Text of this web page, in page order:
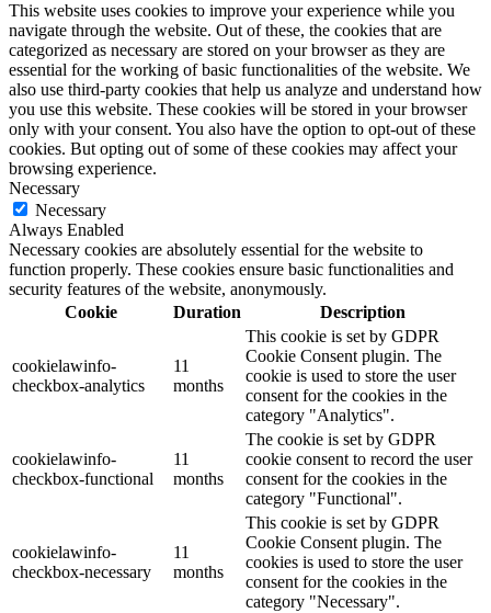
This website uses cookies to improve your experience while you
navigate through the website. Out of these, the cookies that are
categorized as necessary are stored on your browser as they are
essential for the working of basic functionalities of the website. We
also use third-party cookies that help us analyze and understand how
you use this website. These cookies will be stored in your browser
only with your consent. You also have the option to opt-out of these
cookies. But opting out of some of these cookies may affect your
browsing experience.
Necessary
Necessary
Always Enabled
Necessary cookies are absolutely essential for the website to
function properly. These cookies ensure basic functionalities and
security features of the website, anonymously.
Cookie
Duration Description
cookielawinfo-
checkbox-analytics
11
months
This cookie is set by GDPR
Cookie Consent plugin. The
cookie is used to store the user
consent for the cookies in the
category "Analytics".
cookielawinfo-
checkbox-functional
11
months
The cookie is set by GDPR
cookie consent to record the user
consent for the cookies in the
category "Functional".
cookielawinfo-
checkbox-necessary
11
months
This cookie is set by GDPR
Cookie Consent plugin. The
cookies is used to store the user
consent for the cookies in the
category "Necessary".